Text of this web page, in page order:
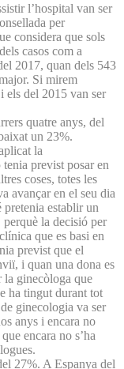
l’hospital van ser
per
considera que sols
casos com a
2017, quan dels 543
Si mirem
els del 2015 van ser
quatre anys, del
un 23%.
la
previst posar en
coses, totes les
avançar en el seu dia
establir un
la decisió per
que es basi en
previst que el
i quan una dona es
la ginecòloga que
ha tingut durant tot
ginecologia va ser
anys i encara no
encara no s’ha
27%. A Espanya del